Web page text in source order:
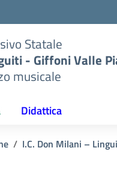
Statale
- Giffoni Valle
musicale
Didattica
I.C. Don Milani –